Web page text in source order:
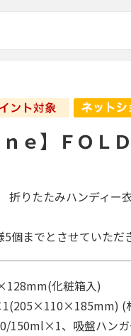
ｎｅ】ＦＯＬ
りたたみハンディー
までとさせていただ
化粧箱入)
(
150ml×1、吸盤ハン